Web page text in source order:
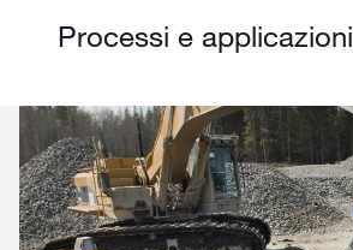
Processi e applicazioni